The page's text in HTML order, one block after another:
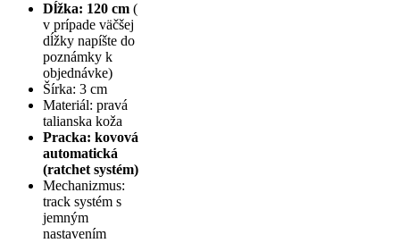
Dĺžka: 120 cm (
v prípade väčšej
dĺžky napíšte do
poznámky k
objednávke)
Šírka: 3 cm
Materiál: pravá
talianska koža
Pracka: kovová
automatická
(ratchet systém)
Mechanizmus:
track systém s
jemným
nastavením